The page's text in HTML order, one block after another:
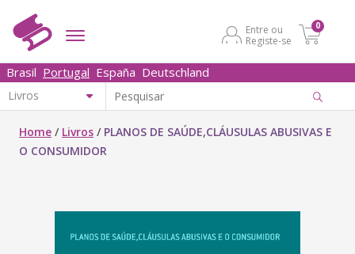
Entre ou
Registe-se
0
Brasil Portugal España Deutschland
Home / Livros / PLANOS DE SAÚDE,CLÁUSULAS ABUSIVAS E
O CONSUMIDOR